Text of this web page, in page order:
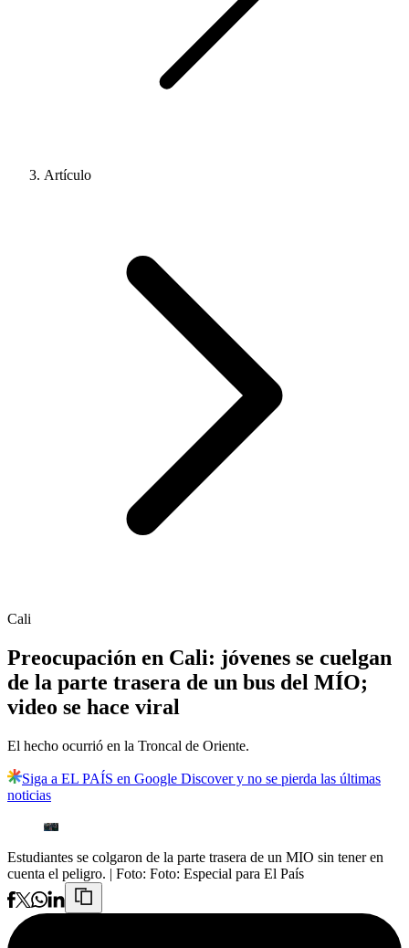
Artículo
Cali
Preocupación en Cali: jóvenes se cuelgan
de la parte trasera de un bus del MÍO;
video se hace viral
El hecho ocurrió en la Troncal de Oriente.
Siga a EL PAÍS en Google Discover y no se pierda las últimas
noticias
Estudiantes se colgaron de la parte trasera de un MIO sin tener en
cuenta el peligro. | Foto: Foto: Especial para El País